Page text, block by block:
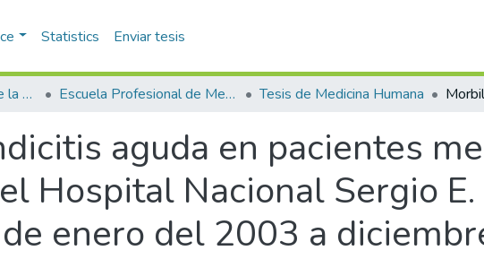
Statistics Enviar tesis
Facultad de Ciencias de la Salud Escuela Profesional de Medicina Humana Tesis de Medicina Humana
aguda en pacientes
Hospital Nacional Sergio
enero del 2003 a